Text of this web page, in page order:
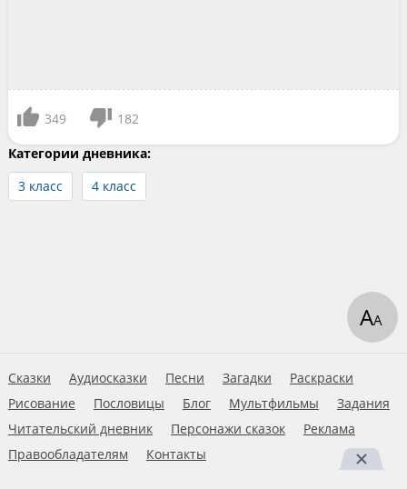
349
182
Категории дневника:
3 класс
4 класс
Сказки Аудиосказки Песни Загадки
Раскраски
Рисование
Пословицы Блог Мультфильмы
Задания
Читательский дневник
Персонажи сказок
Реклама
Правообладателям
Контакты
АА